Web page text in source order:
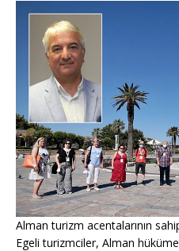
Alman turizm acentalarının
Egeli turizmciler, Alman